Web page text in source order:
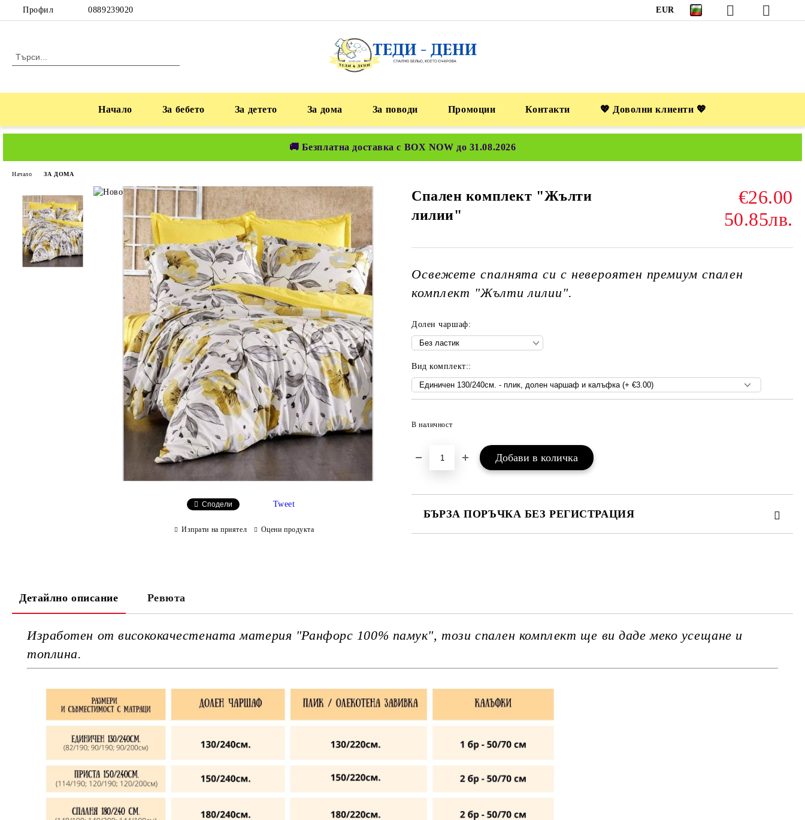
Профил 0889239020 EUR
Начало За бебето За детето За дома За поводи Промоции Контакти 💖 Доволни клиенти 💖
🚚 Безплатна доставка с BOX NOW до 31.08.2026
Начало ЗА ДОМА
Спален комплект "Жълти
лилии"
€26.00
50.85лв.
Освежете спалнята си с невероятен премиум спален
комплект "Жълти лилии".
Долен чаршаф:
Вид комплект::
В наличност
БЪРЗА ПОРЪЧКА БЕЗ РЕГИСТРАЦИЯ
Сподели Tweet
Изпрати на приятел Оцени продукта
Детайлно описание Ревюта
Изработен от висококачестената материя "Ранфорс 100% памук", този спален комплект ще ви даде меко усещане и
топлина.